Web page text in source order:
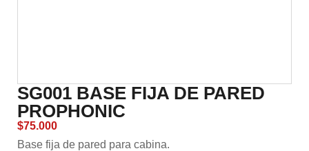
SG001 BASE FIJA DE PARED
PROPHONIC
$75.000
Base fija de pared para cabina.